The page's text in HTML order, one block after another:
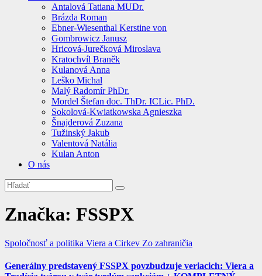
Antalová Tatiana MUDr.
Brázda Roman
Ebner-Wiesenthal Kerstine von
Gombrowicz Janusz
Hricová-Jurečková Miroslava
Kratochvíl Braněk
Kulanová Anna
Leško Michal
Malý Radomír PhDr.
Mordel Štefan doc. ThDr. ICLic. PhD.
Sokolová-Kwiatkowska Agnieszka
Šnajderová Zuzana
Tužinský Jakub
Valentová Natália
Kulan Anton
O nás
Značka: FSSPX
Spoločnosť a politika Viera a Cirkev Zo zahraničia
Generálny predstavený FSSPX povzbudzuje veriacich: Viera a